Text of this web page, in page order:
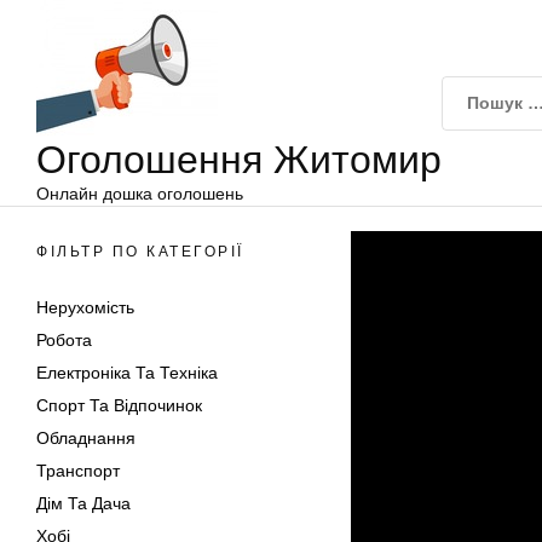
Оголошення Житомир
Онлайн дошка оголошень
ФІЛЬТР ПО КАТЕГОРІЇ
Нерухомість
Робота
Електроніка Та Техніка
Спорт Та Відпочинок
Обладнання
Транспорт
Дім Та Дача
Хобі